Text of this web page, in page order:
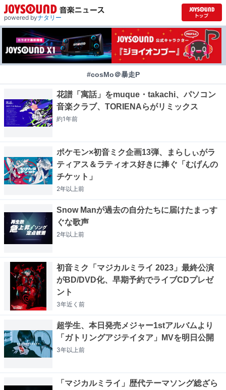
powered byナタリー
#cosMo＠暴走P
花譜「寓話」をmuque・takachi、パソコン
音楽クラブ、TORIENAらがリミックス
約1年前
ポケモン×初音ミク企画13弾、まらしぃがラ
ティアス＆ラティオス好きに捧ぐ「むげんの
チケット」
2年以上前
Snow Manが過去の自分たちに届けたまっす
ぐな歌声
2年以上前
初音ミク「マジカルミライ 2023」最終公演
がBD/DVD化、早期予約でライブCDプレゼ
ント
3年近く 前
超学生、本日発売メジャー1stアルバムより
「ガトリングアジテイタア」MVを明日公開
3年以上前
「マジカルミライ」歴代テーマソング総ざら